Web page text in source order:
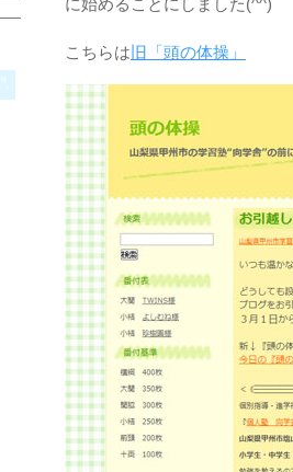
に始めることにしました(^^)
こちらは 旧「頭の体操」